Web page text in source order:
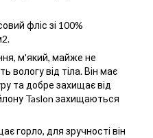
фліс зі 100%
м'який, майже не
вологу від тіла. Він має
та добре захищає від
Taslon захищаються
горло, для зручності він